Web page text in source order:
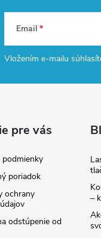
Email
Vložením e-mailu
pre vás
poriadok
ochrany
odstúpenie od
–